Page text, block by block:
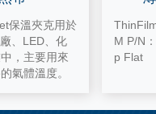
保溫夾克用於
、LED、化
，主要用來
氣體溫度。
M P/N
p Flat